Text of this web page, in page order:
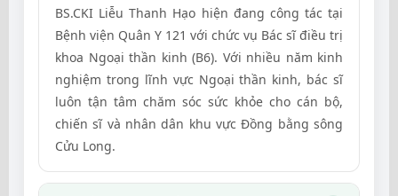
BS.CKI Liễu Thanh Hạo hiện đang công tác tại
Bệnh viện Quân Y 121 với chức vụ Bác sĩ điều trị
khoa Ngoại thần kinh (B6). Với nhiều năm kinh
nghiệm trong lĩnh vực Ngoại thần kinh, bác sĩ
luôn tận tâm chăm sóc sức khỏe cho cán bộ,
chiến sĩ và nhân dân khu vực Đồng bằng sông
Cửu Long.